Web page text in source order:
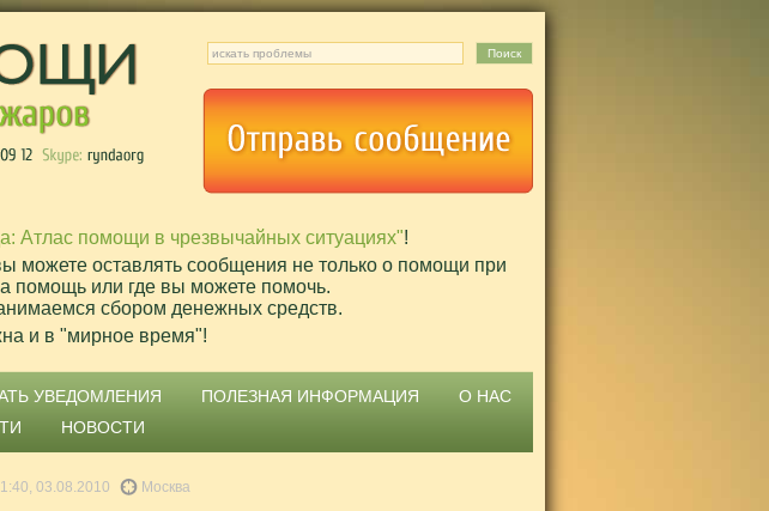
Атлас помощи в чрезвычайных ситуациях"!
можете оставлять сообщения не только о помощи при
помощь или где вы можете помочь.
сбором денежных средств.
и в "мирное время"!
УВЕДОМЛЕНИЯ ПОЛЕЗНАЯ ИНФОРМАЦИЯ
О НАС
НОВОСТИ
03.08.2010
Москва